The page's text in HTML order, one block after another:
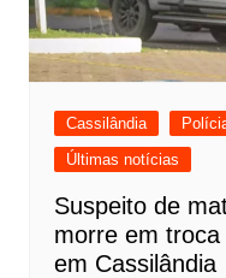
Cassilândia
Últimas notícias
Suspeito de
morre em
em Cassilândia